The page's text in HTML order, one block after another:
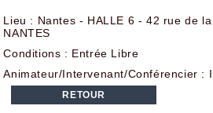
Lieu : Nantes - HALLE 6 - 42 rue de
NANTES
Conditions : Entrée Libre
Animateur/Intervenant/Conférencier :
RETOUR